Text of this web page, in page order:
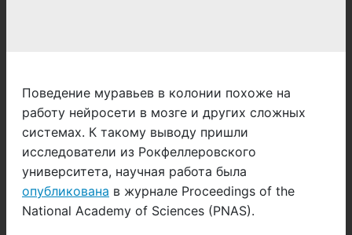
Поведение муравьев в колонии похоже на
работу нейросети в мозге и других сложных
системах. К такому выводу пришли
исследователи из Рокфеллеровского
университета, научная работа была
опубликована в журнале Proceedings of the
National Academy of Sciences (PNAS).